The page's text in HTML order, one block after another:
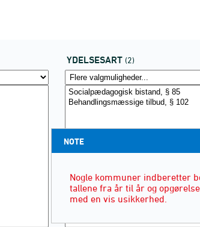
YDELSESART (2)
NOTE
Nogle kommuner indberetter
tallene fra år til år og
med en vis usikkerhed.